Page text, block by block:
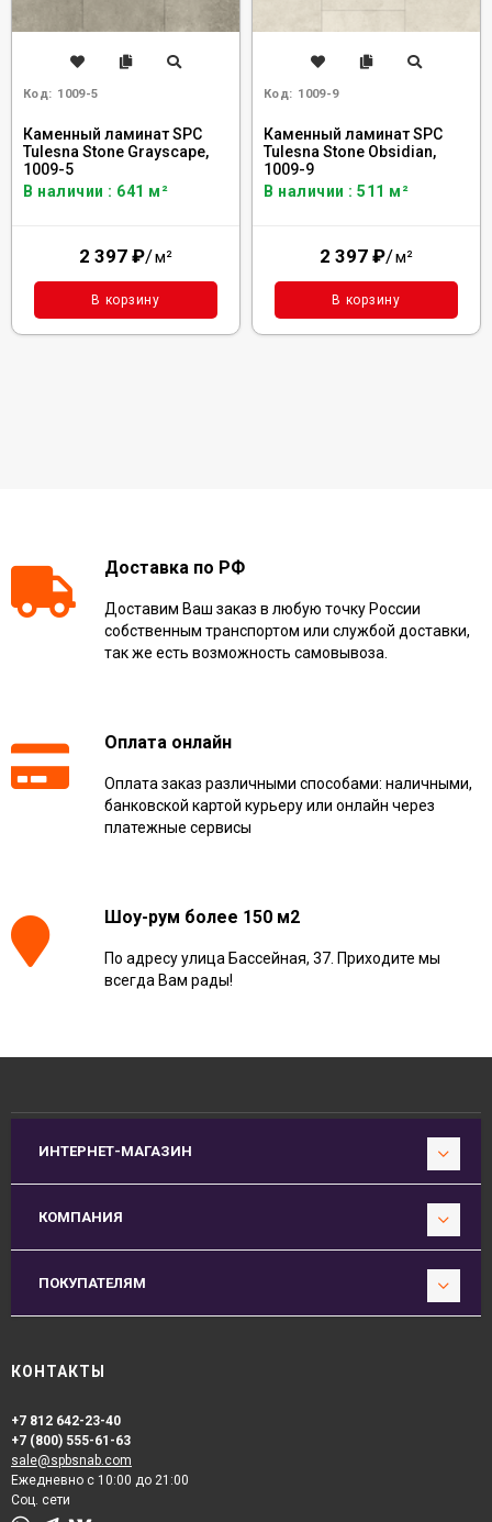
Код: 1009-5
Каменный ламинат SPC
Tulesna Stone Grayscape,
1009-5
В наличии : 641 м²
2 397 ₽/м²
В корзину
Код: 1009-9
Каменный ламинат SPC
Tulesna Stone Obsidian,
1009-9
В наличии : 511 м²
2 397 ₽/м²
В корзину
Доставка по РФ
Доставим Ваш заказ в любую точку России
собственным транспортом или службой доставки,
так же есть возможность самовывоза.
Оплата онлайн
Оплата заказ различными способами: наличными,
банковской картой курьеру или онлайн через
платежные сервисы
Шоу-рум более 150 м2
По адресу улица Бассейная, 37. Приходите мы
всегда Вам рады!
ИНТЕРНЕТ-МАГАЗИН
КОМПАНИЯ
ПОКУПАТЕЛЯМ
КОНТАКТЫ
+7 812 642-23-40
+7 (800) 555-61-63
sale@spbsnab.com
Ежедневно с 10:00 до 21:00
Соц. сети